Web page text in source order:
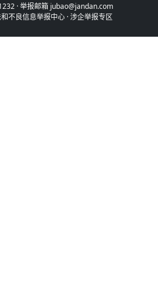
· 举报邮箱 jubao@jandan.com
不良信息举报中心 ·涉企举报专区